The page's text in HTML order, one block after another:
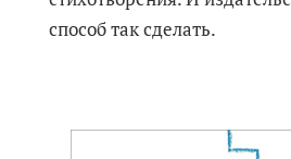
способ так сделать.